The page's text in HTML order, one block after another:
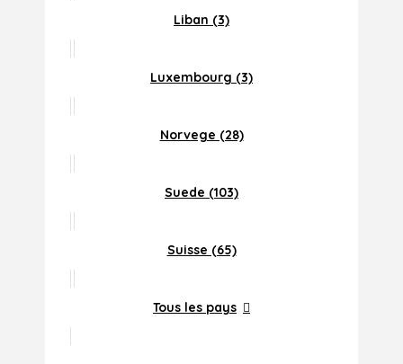
Liban (3)
Luxembourg (3)
Norvege (28)
Suede (103)
Suisse (65)
Tous les pays